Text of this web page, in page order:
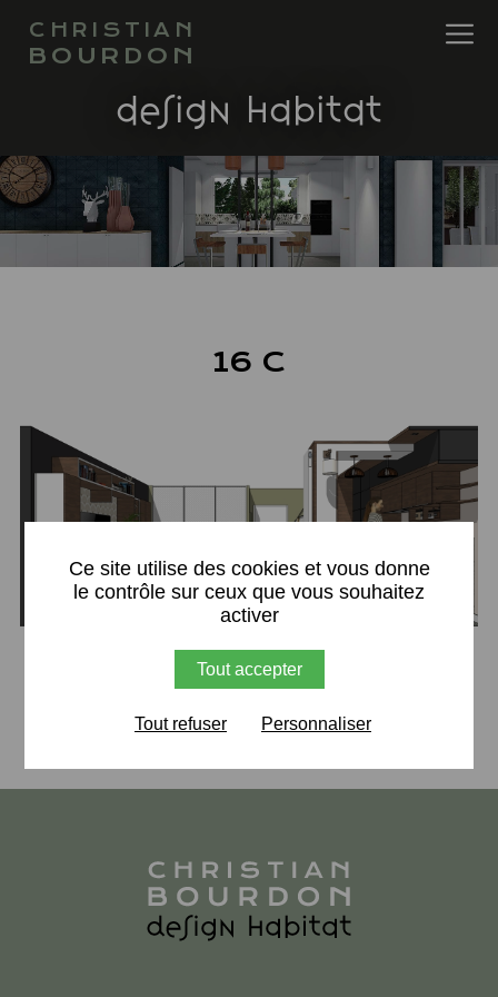
CHRISTIAN
BOURDON
design habitat
16 C
Retour
Ce site utilise des cookies et vous donne
le contrôle sur ceux que vous souhaitez
activer
Tout accepter
Tout refuser Personnaliser